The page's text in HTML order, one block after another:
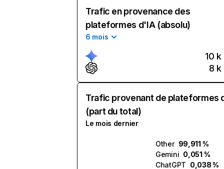
Trafic en provenance des
plateformes d'IA (absolu)
6 mois
10 k
8 k
Trafic provenant de plateformes
(part du total)
Le mois dernier
Other 99,911 %
Gemini 0,051 %
ChatGPT 0,038 %